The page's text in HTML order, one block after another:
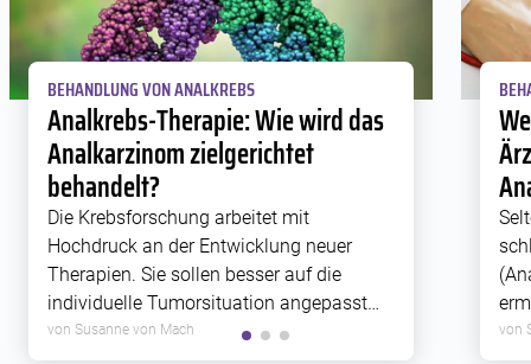
BEHANDLUNG VON ANALKREBS
Analkrebs-Therapie: Wie wird das
Analkarzinom zielgerichtet
behandelt?
Die Krebsforschung arbeitet mit
Hochdruck an der Entwicklung neuer
Therapien. Sie sollen besser auf die
individuelle Tumorsituation angepasst
werden. Erfolgversprechende Ansätze für
von Susanne von Mach von